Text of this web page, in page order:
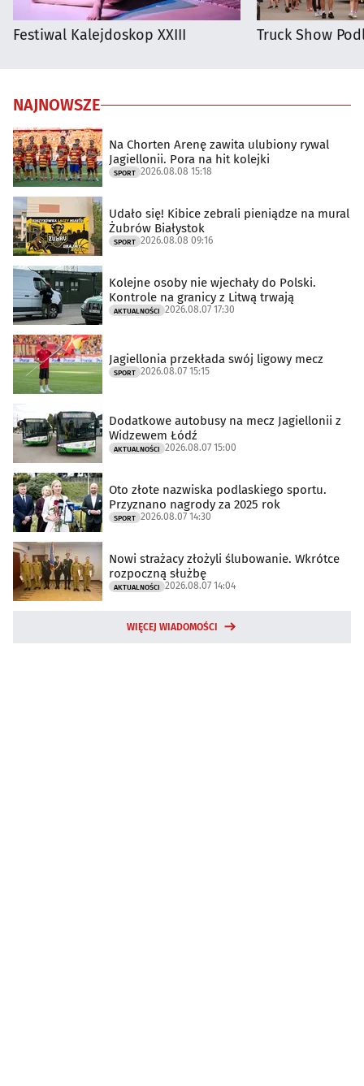
Festiwal Kalejdoskop XXIII Truck Show
NAJNOWSZE
Na Chorten Arenę zawita ulubiony rywal
Jagiellonii. Pora na hit kolejki
SPORT 2026.08.08 15:18
Udało się! Kibice zebrali pieniądze na mural
Żubrów Białystok
SPORT 2026.08.08 09:16
Kolejne osoby nie wjechały do Polski.
Kontrole na granicy z Litwą trwają
AKTUALNOŚCI 2026.08.07 17:30
Jagiellonia przekłada swój ligowy mecz
SPORT 2026.08.07 15:15
Dodatkowe autobusy na mecz Jagiellonii z
Widzewem Łódź
AKTUALNOŚCI 2026.08.07 15:00
Oto złote nazwiska podlaskiego sportu.
Przyznano nagrody za 2025 rok
SPORT 2026.08.07 14:30
Nowi strażacy złożyli ślubowanie. Wkrótce
rozpoczną służbę
AKTUALNOŚCI 2026.08.07 14:04
WIĘCEJ WIADOMOŚCI